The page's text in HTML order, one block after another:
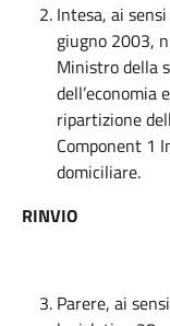
Intesa, ai
giugno 2003,
Ministro della
dell’economia
ripartizione
Component 1
domiciliare.
RINVIO
Parere, ai